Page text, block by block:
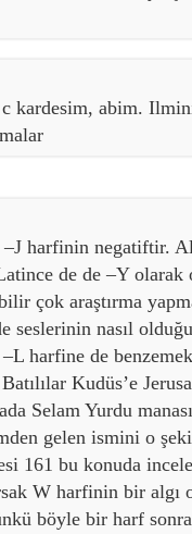
kardesim, abim.
–J harfinin negatiftir.
de de –Y olarak
çok araştırma
seslerinin nasıl
harfine de
Kudüs’e
Selam Yurdu
gelen ismini o
161 bu konuda
W harfinin bir algı
böyle bir harf